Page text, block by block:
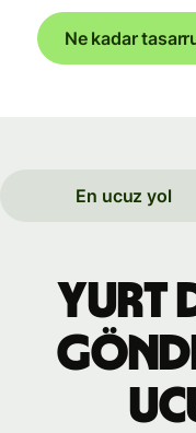
Ne kadar
En ucuz yol
yurt